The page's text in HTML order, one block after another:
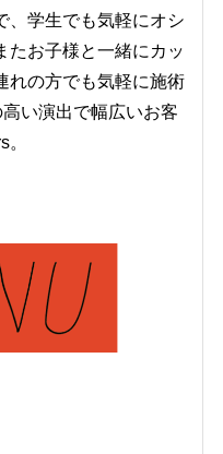
、学生でも気軽にオシ
たお子様と一緒にカッ
れの方でも気軽に施術
高い演出で幅広いお客